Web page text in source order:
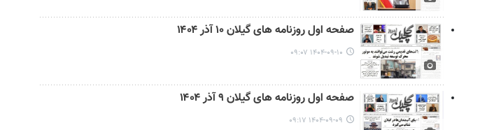
صفحه اول روزنامه های گیلان ۱۰ آذر ۱۴۰۴
۱۴۰۴-۰۹-۱۰ ۰۹:۰۷
صفحه اول روزنامه های گیلان ۹ آذر ۱۴۰۴
۱۴۰۴-۰۹-۰۹ ۰۹:۱۷